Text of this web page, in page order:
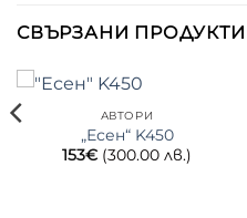
СВЪРЗАНИ ПРОДУКТИ
АВТОРИ
„Есен“ K450
153€ (300.00 лв.)